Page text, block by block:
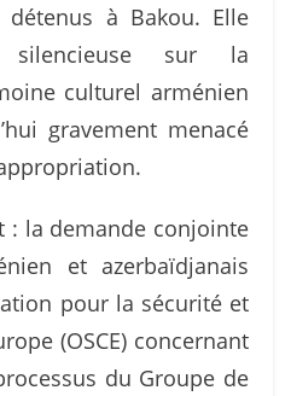
à Bakou. Elle
silencieuse sur la
culturel arménien
gravement menacé
: la demande conjointe
et azerbaïdjanais
pour la sécurité et
(OSCE) concernant
du Groupe de